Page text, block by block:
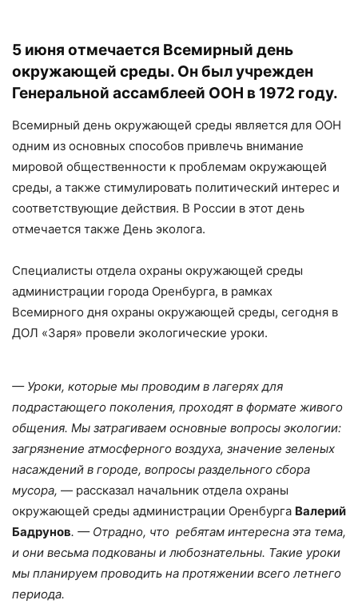
5 июня отмечается Всемирный день
окружающей среды. Он был учрежден
Генеральной ассамблеей ООН в 1972 году.
Всемирный день окружающей среды является для ООН
одним из основных способов привлечь внимание
мировой общественности к проблемам окружающей
среды, а также стимулировать политический интерес и
соответствующие действия. В России в этот день
отмечается также День эколога.
Специалисты отдела охраны окружающей среды
администрации города Оренбурга, в рамках
Всемирного дня охраны окружающей среды, сегодня в
ДОЛ «Заря» провели экологические уроки.
— Уроки, которые мы проводим в лагерях для
подрастающего поколения, проходят в формате живого
общения. Мы затрагиваем основные вопросы экологии:
загрязнение атмосферного воздуха, значение зеленых
насаждений в городе, вопросы раздельного сбора
мусора, — рассказал начальник отдела охраны
окружающей среды администрации Оренбурга Валерий
Бадрунов. — Отрадно, что ребятам интересна эта тема,
и они весьма подкованы и любознательны. Такие уроки
мы планируем проводить на протяжении всего летнего
периода.